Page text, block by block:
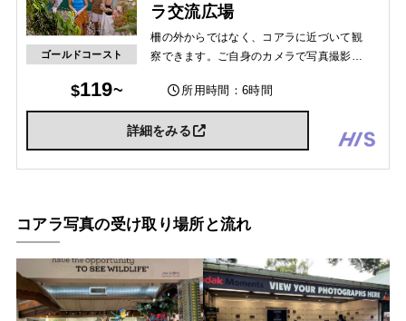
ゴールドコースト
ラ交流広場
柵の外からではなく、コアラに近づいて観
察できます。ご自身のカメラで写真撮影も
様1枚、コアラを観察している様子を撮影し
ます。
119 所用時間：6時間
詳細をみる
コアラ写真の受け取り場所と流れ